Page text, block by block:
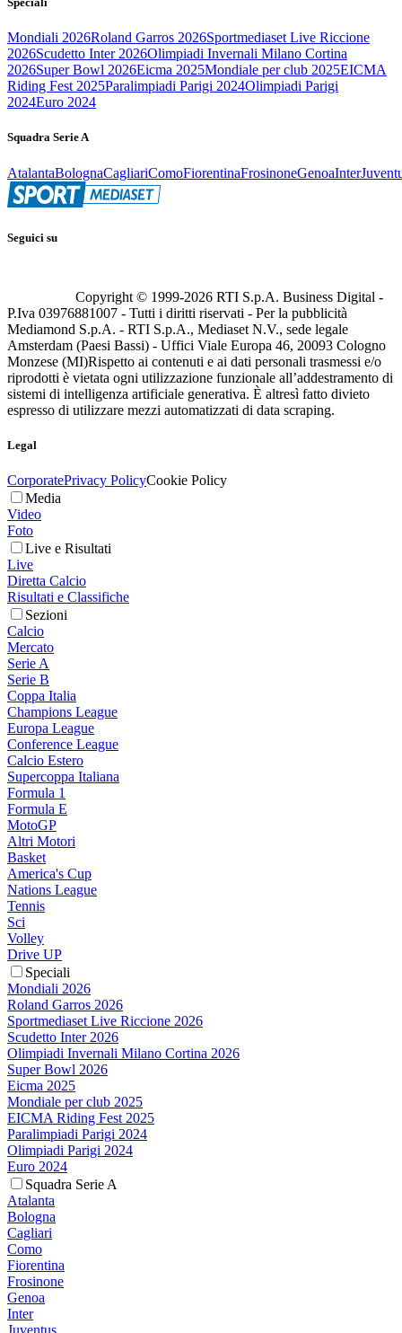
Mondiali 2026Roland Garros 2026Sportmediaset Live Riccione
2026Scudetto Inter 2026Olimpiadi Invernali Milano Cortina
2026Super Bowl 2026Eicma 2025Mondiale per club 2025EICMA
Riding Fest 2025Paralimpiadi Parigi 2024Olimpiadi Parigi
2024Euro 2024
Squadra Serie A
AtalantaBolognaCagliariComoFiorentinaFrosinoneGenoaInter
Seguici su
Copyright © 1999-2026 RTI S.p.A. Business Digital -
P.Iva 03976881007 - Tutti i diritti riservati - Per la pubblicità
Mediamond S.p.A. - RTI S.p.A., Mediaset N.V., sede legale
Amsterdam (Paesi Bassi) - Uffici Viale Europa 46, 20093 Cologno
Monzese (MI)Rispetto ai contenuti e ai dati personali trasmessi e/o
riprodotti è vietata ogni utilizzazione funzionale all’addestramento di
sistemi di intelligenza artificiale generativa. È altresì fatto divieto
espresso di utilizzare mezzi automatizzati di data scraping.
Legal
CorporatePrivacy PolicyCookie Policy
Media
Video
Foto
Live e Risultati
Live
Diretta Calcio
Risultati e Classifiche
Sezioni
Calcio
Mercato
Serie A
Serie B
Coppa Italia
Champions League
Europa League
Conference League
Calcio Estero
Supercoppa Italiana
Formula 1
Formula E
MotoGP
Altri Motori
Basket
America's Cup
Nations League
Tennis
Sci
Volley
Drive UP
Speciali
Mondiali 2026
Roland Garros 2026
Sportmediaset Live Riccione 2026
Scudetto Inter 2026
Olimpiadi Invernali Milano Cortina 2026
Super Bowl 2026
Eicma 2025
Mondiale per club 2025
EICMA Riding Fest 2025
Paralimpiadi Parigi 2024
Olimpiadi Parigi 2024
Euro 2024
Squadra Serie A
Atalanta
Bologna
Cagliari
Como
Fiorentina
Frosinone
Genoa
Inter